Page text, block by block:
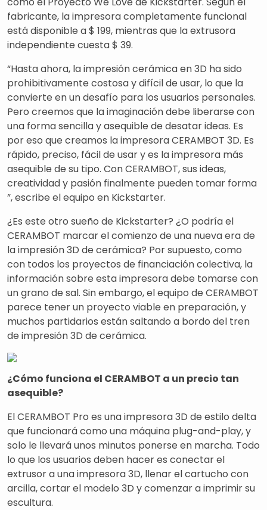
fabricante, la impresora completamente funcional
está disponible a $ 199, mientras que la extrusora
independiente cuesta $ 39.
“Hasta ahora, la impresión cerámica en 3D ha sido
prohibitivamente costosa y difícil de usar, lo que la
convierte en un desafío para los usuarios personales.
Pero creemos que la imaginación debe liberarse con
una forma sencilla y asequible de desatar ideas. Es
por eso que creamos la impresora CERAMBOT 3D. Es
rápido, preciso, fácil de usar y es la impresora más
asequible de su tipo. Con CERAMBOT, sus ideas,
creatividad y pasión finalmente pueden tomar forma
”, escribe el equipo en Kickstarter.
¿Es este otro sueño de Kickstarter? ¿O podría el
CERAMBOT marcar el comienzo de una nueva era de
la impresión 3D de cerámica? Por supuesto, como
con todos los proyectos de financiación colectiva, la
información sobre esta impresora debe tomarse con
un grano de sal. Sin embargo, el equipo de CERAMBOT
parece tener un proyecto viable en preparación, y
muchos partidarios están saltando a bordo del tren
de impresión 3D de cerámica.
¿Cómo funciona el CERAMBOT a un precio tan
asequible?
El CERAMBOT Pro es una impresora 3D de estilo delta
que funcionará como una máquina plug-and-play, y
solo le llevará unos minutos ponerse en marcha. Todo
lo que los usuarios deben hacer es conectar el
extrusor a una impresora 3D, llenar el cartucho con
arcilla, cortar el modelo 3D y comenzar a imprimir su
escultura.